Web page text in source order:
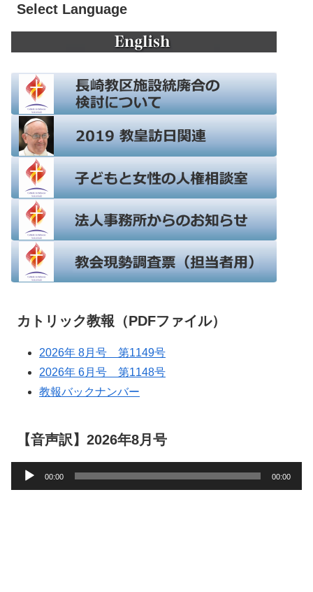
Select Language
カトリック教報（PDFファイル）
2026年 8月号 第1149号
2026年 6月号 第1148号
教報バックナンバー
【音声訳】2026年8月号
声
00:00 00:00